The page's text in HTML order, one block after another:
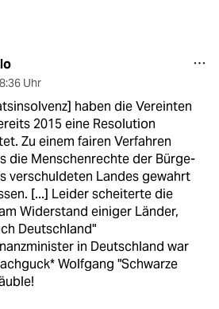
Uhr
haben die Vereinten
2015 eine Resolution
Zu einem fairen Verfahren
die Menschenrechte der Bür­ge­
verschuldeten Landes gewahrt
[...] Leider scheiterte die
Widerstand einiger Länder,
Deutschland"
in Deutschland war
Wolfgang "Schwarze